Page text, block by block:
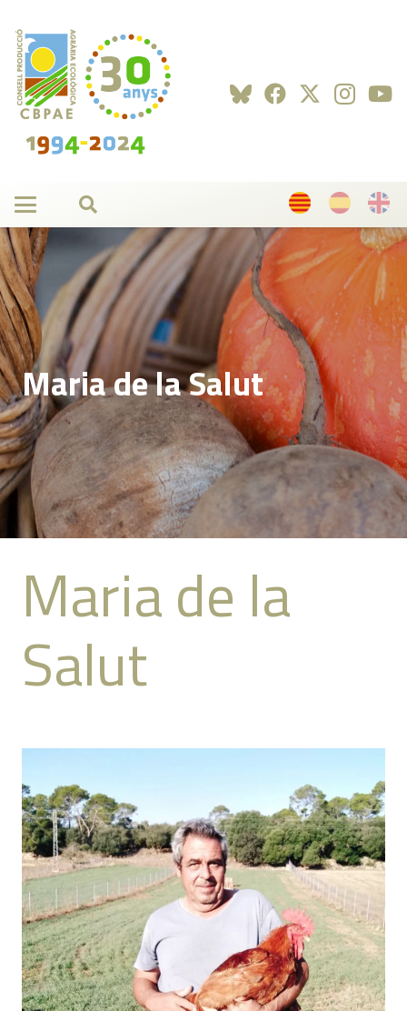
Maria de la Salut
Maria de la
Salut